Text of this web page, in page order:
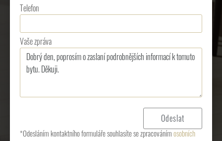
Telefon
Vaše zpráva
*Odesláním kontaktního formuláře souhlasíte se zpracovánímosobních